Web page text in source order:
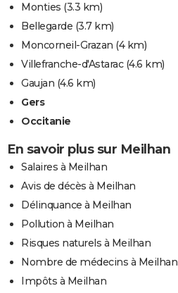
Monties (3.3 km)
Bellegarde (3.7 km)
Moncorneil-Grazan (4 km)
Villefranche-d'Astarac(4.6 km)
Gaujan (4.6 km)
Gers
Occitanie
En savoir plus sur Meilhan
Salaires à Meilhan
Avis de décès à Meilhan
Délinquance à Meilhan
Pollution à Meilhan
Risques naturels à Meilhan
Nombre de médecins à Meilhan
Impôts à Meilhan